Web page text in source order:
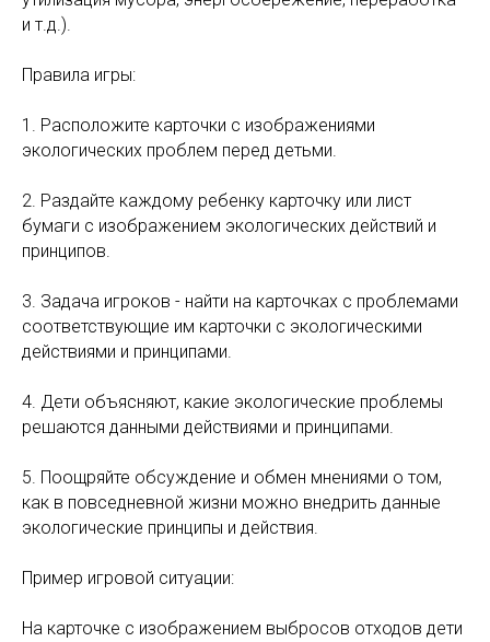
и т.д.).
Правила игры:
1. Расположите карточки с изображениями
экологических проблем перед детьми.
2. Раздайте каждому ребенку карточку или лист
бумаги с изображением экологических действий и
принципов.
3. Задача игроков - найти на карточках с проблемами
соответствующие им карточки с экологическими
действиями и принципами.
4. Дети объясняют, какие экологические проблемы
решаются данными действиями и принципами.
5. Поощряйте обсуждение и обмен мнениями о том,
как в повседневной жизни можно внедрить данные
экологические принципы и действия.
Пример игровой ситуации:
На карточке с изображением выбросов отходов дети